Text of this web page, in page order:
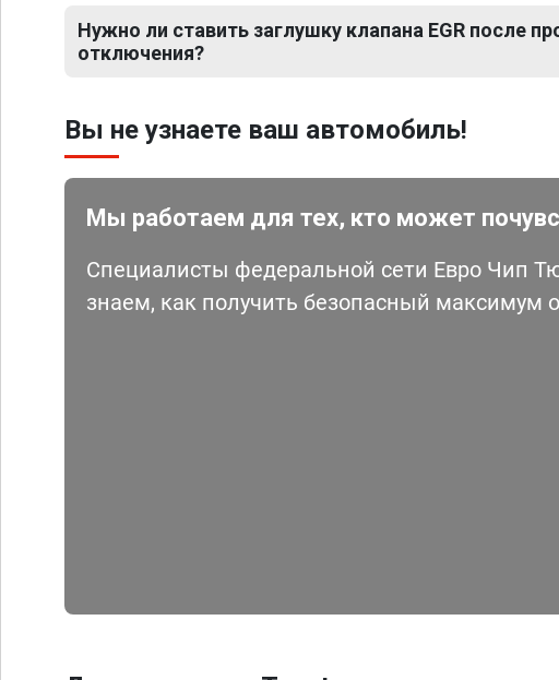
Нужно ли ставить заглушку клапана EGR после
отключения?
Вы не узнаете ваш автомобиль!
Мы работаем для тех, кто может
Специалисты федеральной сети Евро Чип
знаем, как получить безопасный